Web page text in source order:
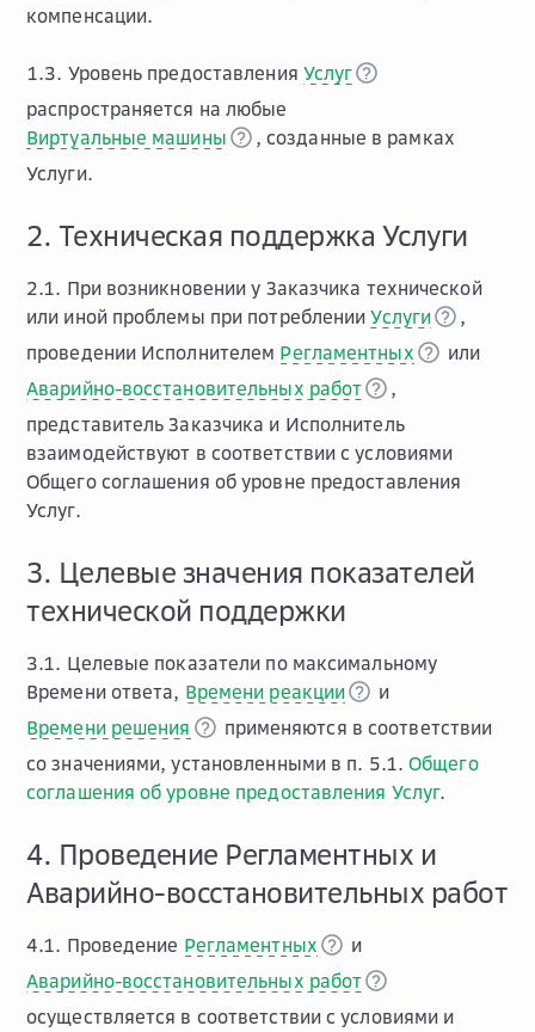
компенсации.
1.3. Уровень предоставления Услуг
распространяется на любые
Виртуальные машины
, созданные в рамках
Услуги.
2. Техническая поддержка Услуги
2.1. При возникновении у Заказчика технической
или иной проблемы при потребленииУслуги
,
проведении Исполнителем Регламентных
или
Аварийно-восстановительных работ
,
представитель Заказчика и Исполнитель
взаимодействуют в соответствии с условиями
Общего соглашения об уровне предоставления
Услуг.
3. Целевые значения показателей
технической поддержки
3.1. Целевые показатели по максимальному
Времени ответа, Времени реакции
и
Времени решения
применяются в соответствии
со значениями, установленными в п. 5.1.Общего
соглашения об уровне предоставления Услуг.
4. Проведение Регламентных и
Аварийно-восстановительных работ
4.1. Проведение Регламентных
и
Аварийно-восстановительных работ
осуществляется в соответствии с условиями и